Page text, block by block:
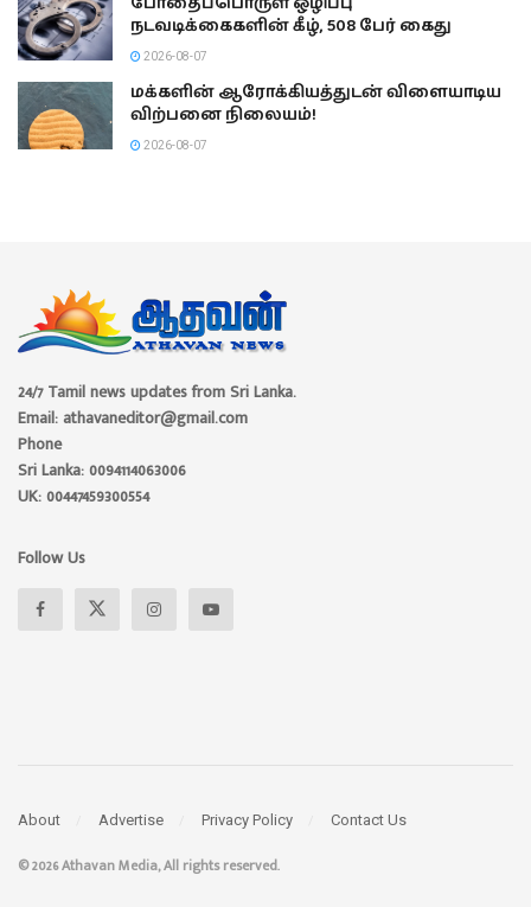
நடவடிக்கைகளின் கீழ், 508 பேர் கைது
2026-08-07
மக்களின் ஆரோக்கியத்துடன் விளையாடிய
விற்பனை நிலையம்!
2026-08-07
24/7 Tamil news updates from Sri Lanka.
Email: athavaneditor@gmail.com
Phone
Sri Lanka: 0094114063006
UK: 00447459300554
Follow Us
About Advertise Privacy Policy Contact Us
© 2026 Athavan Media, All rights reserved.